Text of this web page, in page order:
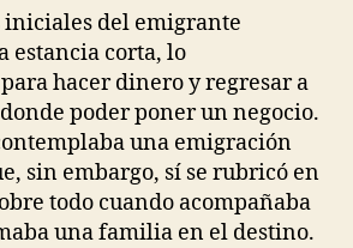
del emigrante
estancia corta, lo
hacer dinero y regresar a
poder poner un negocio.
una emigración
sin embargo, sí se rubricó en
todo cuando acompañaba
una familia en el destino.